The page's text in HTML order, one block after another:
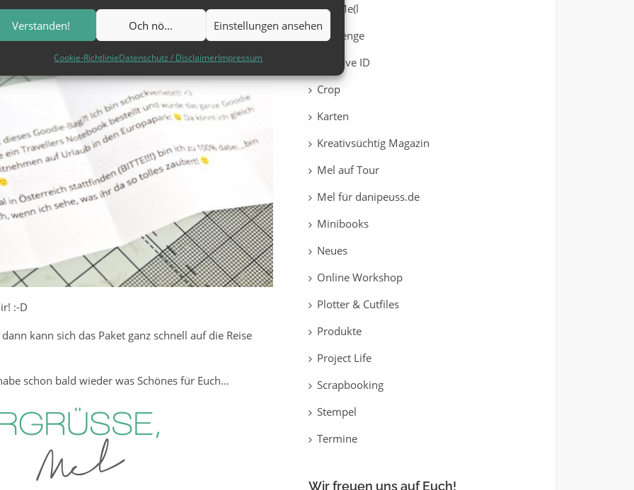
Verstanden! Och nö... Einstellungen ansehen
Cookie-RichtlinieDatenschutz / DisclaimerImpressum
:-D
kann sich das Paket ganz schnell auf die Reise
schon bald wieder was Schönes für Euch…
Ask Me(l
Challenge
Creative ID
Crop
Karten
Kreativsüchtig Magazin
Mel auf Tour
Mel für danipeuss.de
Minibooks
Neues
Online Workshop
Plotter & Cutfiles
Produkte
Project Life
Scrapbooking
Stempel
Termine
Wir freuen uns auf Euch!